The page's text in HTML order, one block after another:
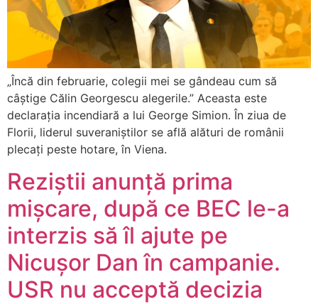
„Încă din februarie, colegii mei se gândeau cum să
câștige Călin Georgescu alegerile.” Aceasta este
declarația incendiară a lui George Simion. În ziua de
Florii, liderul suveraniștilor se află alături de românii
plecați peste hotare, în Viena.
Reziștii anunță prima
mișcare, după ce BEC le-a
interzis să îl ajute pe
Nicușor Dan în campanie.
USR nu acceptă decizia